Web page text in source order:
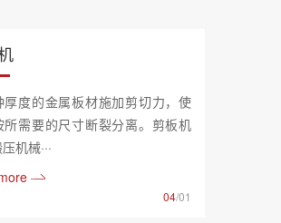
厚度的金属板材施加剪切力，使
所需要的尺寸断裂分离。剪板机
机械···
04/01